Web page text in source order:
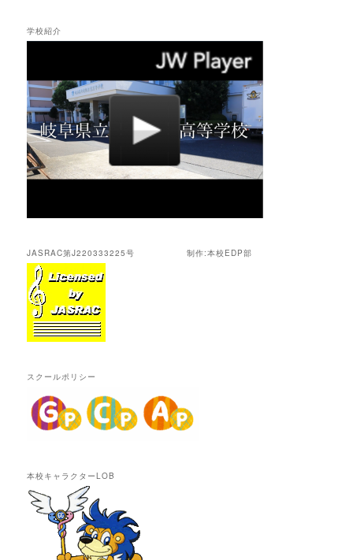
学校紹介
JASRAC第J220333225号 制作:本校EDP部
スクールポリシー
本校キャラクターLOB